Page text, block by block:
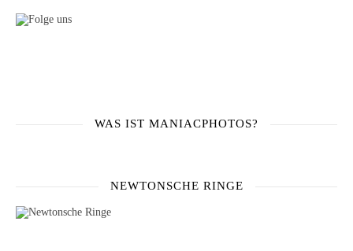
WAS IST MANIACPHOTOS?
NEWTONSCHE RINGE